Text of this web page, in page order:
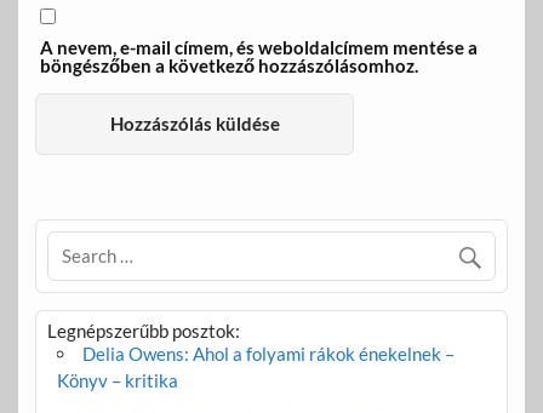
A nevem, e-mail címem, és weboldalcímem mentése a
böngészőben a következő hozzászólásomhoz.
Legnépszerűbb posztok:
Delia Owens: Ahol a folyami rákok énekelnek –
Könyv – kritika